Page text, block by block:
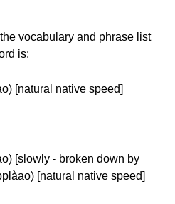
vocabulary and phrase list
is:
[natural native speed]
[slowly - broken down by
[natural native speed]